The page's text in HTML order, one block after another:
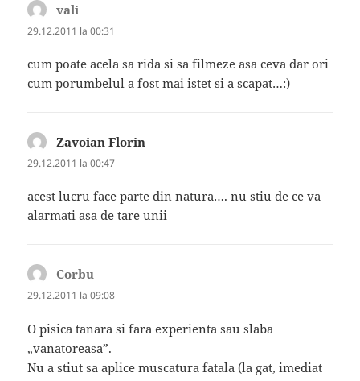
vali
29.12.2011 la 00:31
cum poate acela sa rida si sa filmeze asa ceva dar ori
cum porumbelul a fost mai istet si a scapat…:)
Zavoian Florin
29.12.2011 la 00:47
acest lucru face parte din natura…. nu stiu de ce va
alarmati asa de tare unii
Corbu
29.12.2011 la 09:08
O pisica tanara si fara experienta sau slaba
„vanatoreasa”.
Nu a stiut sa aplice muscatura fatala (la gat, imediat